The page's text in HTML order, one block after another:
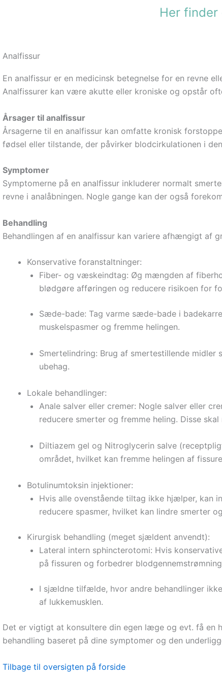
Her
Analfissur
En analfissur er en medicinsk betegnelse for en revne
Analfissurer kan være akutte eller kroniske og opstår
Årsager til analfissur
Årsagerne til en analfissur kan omfatte kronisk
fødsel eller tilstande, der påvirker blodcirkulationen i
Symptomer
Symptomerne på en analfissur inkluderer normalt
revne i analåbningen. Nogle gange kan der også
Behandling
Behandlingen af en analfissur kan variere afhængigt af
Konservative foranstaltninger:
Fiber- og væskeindtag: Øg mængden af
blødgøre afføringen og reducere risikoen for
Sæde-bade: Tag varme sæde-bade i
muskelspasmer og fremme helingen.
Smertelindring: Brug af smertestillende
ubehag.
Lokale behandlinger:
Anale salver eller cremer: Nogle salver eller
reducere smerter og fremme heling. Disse
Diltiazem gel og Nitroglycerin salve
området, hvilket kan fremme helingen af
Botulinumtoksin injektioner:
Hvis alle ovenstående tiltag ikke hjælper, kan
reducere spasmer, hvilket kan lindre smerter
Kirurgisk behandling (meget sjældent anvendt):
Lateral intern sphincterotomi: Hvis
på fissuren og forbedrer
I sjældne tilfælde, hvor andre behandlinger
af lukkemusklen.
Det er vigtigt at konsultere din egen læge og evt. få en
behandling baseret på dine symptomer og den
Tilbage til oversigten på forside